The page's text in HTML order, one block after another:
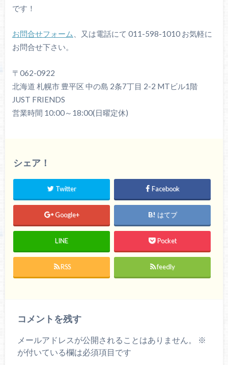
です！
お問合せフォーム 、又は電話にて 011-598-1010 お気軽に
お問合せ下さい。
〒062-0922
北海道 札幌市 豊平区 中の島 2条7丁目 2-2 MTビル1階
JUST FRIENDS
営業時間 10:00～18:00(日曜定休)
シェア！
Twitter Facebook
Google+ はてブ
LINE Pocket
RSS feedly
コメントを残す
メールアドレスが公開されることはありません。
※
が付いている欄は必須項目です